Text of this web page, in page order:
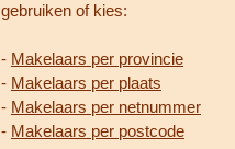
gebruiken of kies:
- Makelaars per provincie
- Makelaars per plaats
- Makelaars per netnummer
- Makelaars per postcode